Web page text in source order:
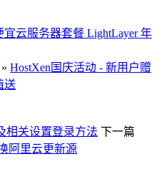
宜云服务器套餐 LightLayer 年
» HostXen国庆活动 - 新用户赠
送
相关设置登录方法 下一篇
阿里云更新源